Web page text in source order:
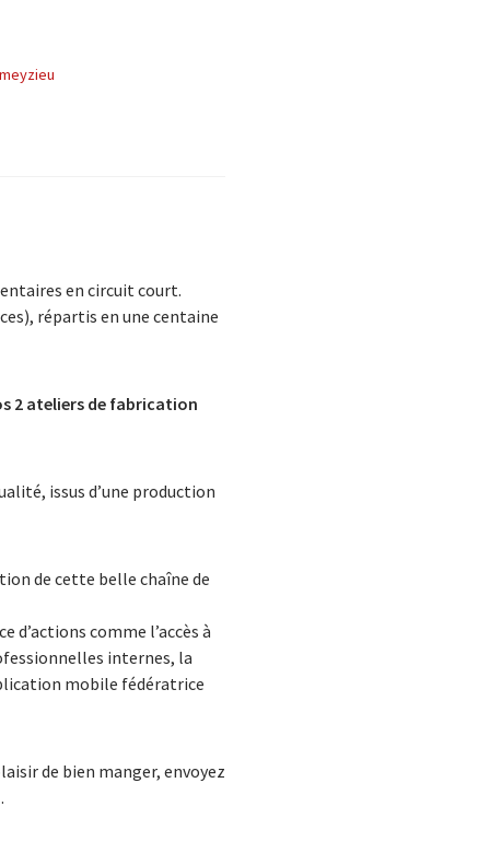
en circuit court.
répartis en une centaine
2 ateliers de fabrication
issus d’une production
de cette belle chaîne de
d’actions comme l’accès à
internes, la
mobile fédératrice
de bien manger, envoyez
.